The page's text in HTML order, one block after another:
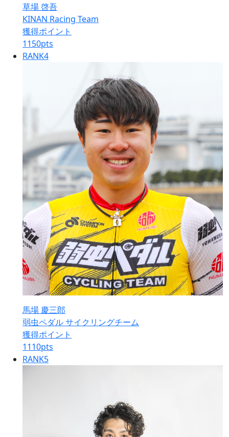
草場 啓吾
KINAN Racing Team
獲得ポイント
1150pts
RANK4
馬場 慶三郎
弱虫ペダル サイクリングチーム
獲得ポイント
1110pts
RANK5